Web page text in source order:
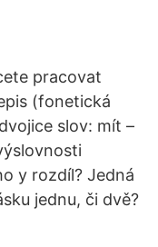
pracovat
(fonetická
slov: mít –
y rozdíl? Jedná
jednu, či dvě?